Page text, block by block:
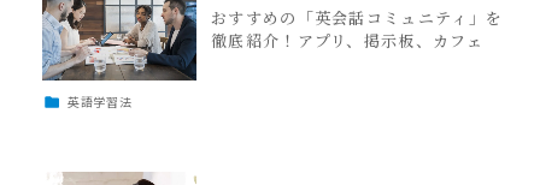
おすすめの「英会話コミュニティ」を
徹底紹介！アプリ、掲示板、カフェ
英語学習法